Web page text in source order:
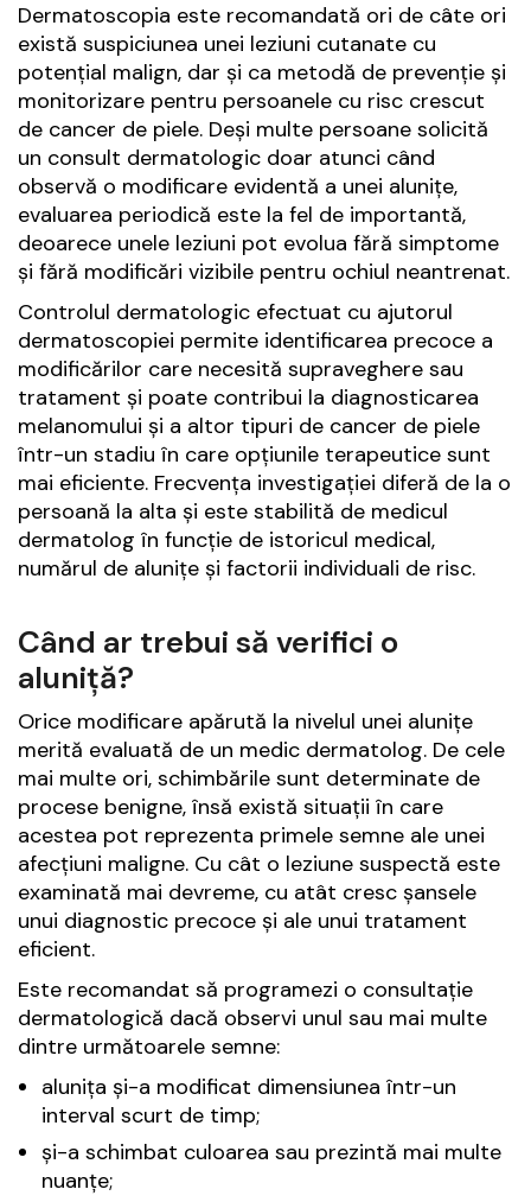
Dermatoscopia este recomandată ori de câte ori
există suspiciunea unei leziuni cutanate cu
potențial malign, dar și ca metodă de prevenție și
monitorizare pentru persoanele cu risc crescut
de cancer de piele. Deși multe persoane solicită
un consult dermatologic doar atunci când
observă o modificare evidentă a unei alunițe,
evaluarea periodică este la fel de importantă,
deoarece unele leziuni pot evolua fără simptome
și fără modificări vizibile pentru ochiul neantrenat.
Controlul dermatologic efectuat cu ajutorul
dermatoscopiei permite identificarea precoce a
modificărilor care necesită supraveghere sau
tratament și poate contribui la diagnosticarea
melanomului și a altor tipuri de cancer de piele
într-un stadiu în care opțiunile terapeutice sunt
mai eficiente. Frecvența investigației diferă de la o
persoană la alta și este stabilită de medicul
dermatolog în funcție de istoricul medical,
numărul de alunițe și factorii individuali de risc.
Când ar trebui să verifici o
aluniță?
Orice modificare apărută la nivelul unei alunițe
merită evaluată de un medic dermatolog. De cele
mai multe ori, schimbările sunt determinate de
procese benigne, însă există situații în care
acestea pot reprezenta primele semne ale unei
afecțiuni maligne. Cu cât o leziune suspectă este
examinată mai devreme, cu atât cresc șansele
unui diagnostic precoce și ale unui tratament
eficient.
Este recomandat să programezi o consultație
dermatologică dacă observi unul sau mai multe
dintre următoarele semne:
alunița și-a modificat dimensiunea într-un
interval scurt de timp;
și-a schimbat culoarea sau prezintă mai multe
nuanțe;